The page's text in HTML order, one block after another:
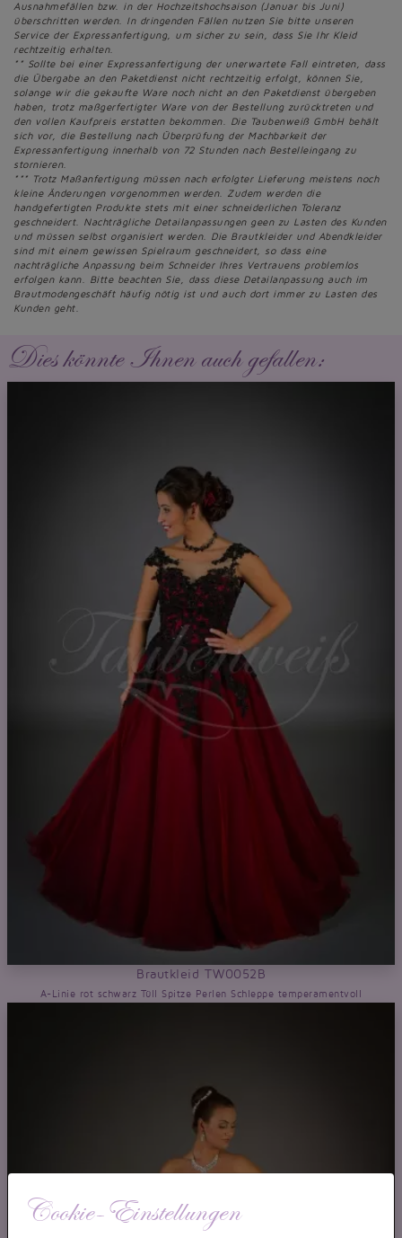
Ausnahmefällen bzw. in der Hochzeitshochsaison (Januar bis Juni)
überschritten werden. In dringenden Fällen nutzen Sie bitte unseren
Service der Expressanfertigung, um sicher zu sein, dass Sie Ihr Kleid
rechtzeitig erhalten.
** Sollte bei einer Expressanfertigung der unerwartete Fall eintreten, dass
die Übergabe an den Paketdienst nicht rechtzeitig erfolgt, können Sie,
solange wir die gekaufte Ware noch nicht an den Paketdienst übergeben
haben, trotz maßgerfertigter Ware von der Bestellung zurücktreten und
den vollen Kaufpreis erstatten bekommen. Die Taubenweiß GmbH behält
sich vor, die Bestellung nach Überprüfung der Machbarkeit der
Expressanfertigung innerhalb von 72 Stunden nach Bestelleingang zu
stornieren.
*** Trotz Maßanfertigung müssen nach erfolgter Lieferung meistens noch
kleine Änderungen vorgenommen werden. Zudem werden die
handgefertigten Produkte stets mit einer schneiderlichen Toleranz
geschneidert. Nachträgliche Detailanpassungen geen zu Lasten des Kunden
und müssen selbst organisiert werden. Die Brautkleider und Abendkleider
sind mit einem gewissen Spielraum geschneidert, so dass eine
nachträgliche Anpassung beim Schneider Ihres Vertrauens problemlos
erfolgen kann. Bitte beachten Sie, dass diese Detailanpassung auch im
Brautmodengeschäft häufig nötig ist und auch dort immer zu Lasten des
Kunden geht.
Dies könnte Ihnen auch gefallen:
Brautkleid TW0052B
A-Linie rot schwarz Tüll Spitze Perlen Schleppe temperamentvoll
Cookie-Einstellungen